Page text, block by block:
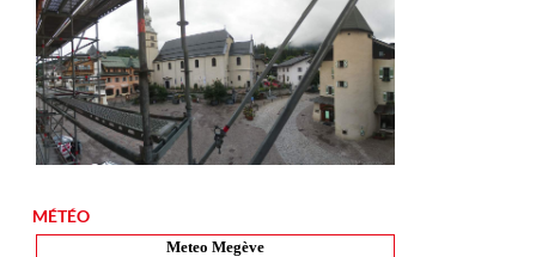
MÉTÉO
Meteo Megève